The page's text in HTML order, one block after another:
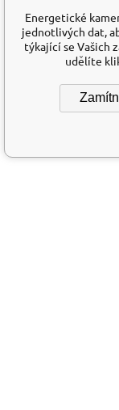
Energetické
jednotlivých dat,
týkající se Vašich
udělíte